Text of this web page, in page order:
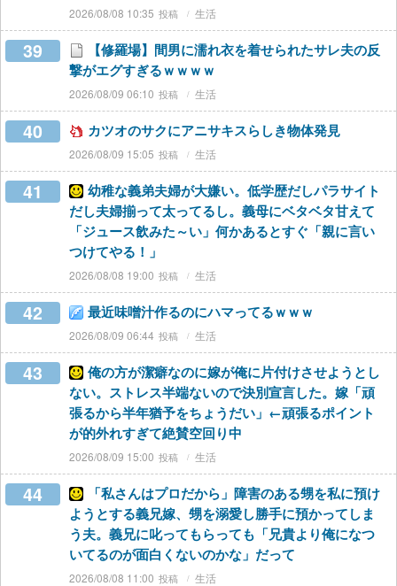
2026/08/08 10:35 生活
39
【修羅場】間男に濡れ衣を着せられたサレ夫の反
撃がエグすぎるｗｗｗｗ
2026/08/09 06:10 生活
40 カツオのサクにアニサキスらしき物体発見
2026/08/09 15:05 生活
41
幼稚な義弟夫婦が大嫌い。低学歴だしパラサイト
だし夫婦揃って太ってるし。義母にベタベタ甘えて
「ジュース飲みた～い」何かあるとすぐ「親に言い
つけてやる！」
2026/08/08 19:00 生活
42 最近味噌汁作るのにハマってるｗｗｗ
2026/08/09 06:44 生活
43
俺の方が潔癖なのに嫁が俺に片付けさせようとし
ない。ストレス半端ないので決別宣言した。嫁「頑
張るから半年猶予をちょうだい」←頑張るポイント
が的外れすぎて絶賛空回り中
2026/08/09 15:00 生活
44
「私さんはプロだから」障害のある甥を私に預け
ようとする義兄嫁、甥を溺愛し勝手に預かってしま
う夫。義兄に叱ってもらっても「兄貴より俺になつ
いてるのが面白くないのかな」だって
2026/08/08 11:00 生活